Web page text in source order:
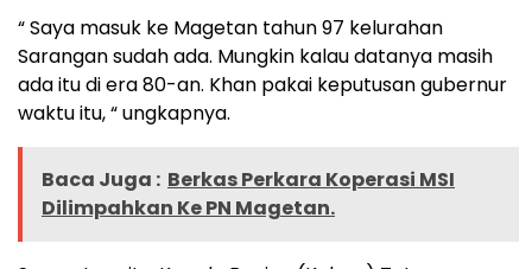
“ Saya masuk ke Magetan tahun 97 kelurahan
Sarangan sudah ada. Mungkin kalau datanya masih
ada itu di era 80-an. Khan pakai keputusan gubernur
waktu itu, “ ungkapnya.
Baca Juga : Berkas Perkara Koperasi MSI
Dilimpahkan Ke PN Magetan.